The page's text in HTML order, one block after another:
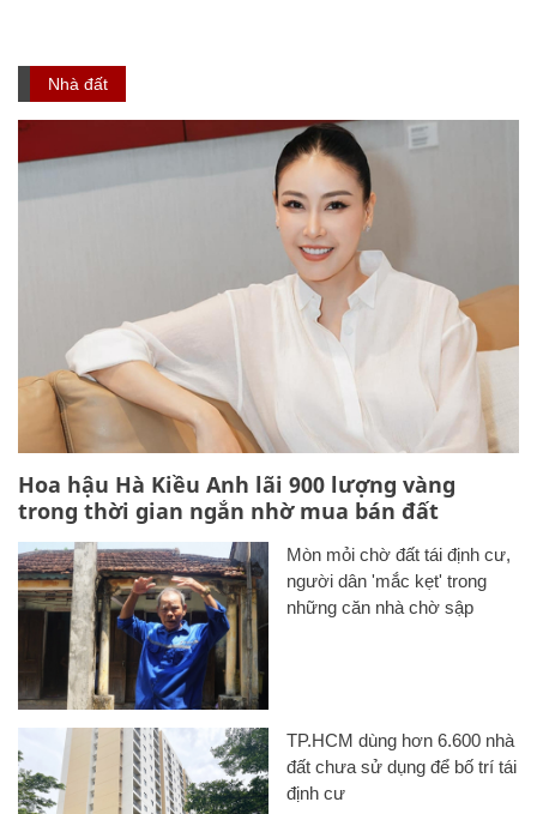
Nhà đất
Hoa hậu Hà Kiều Anh lãi 900 lượng vàng
trong thời gian ngắn nhờ mua bán đất
Mòn mỏi chờ đất tái định cư,
người dân 'mắc kẹt' trong
những căn nhà chờ sập
TP.HCM dùng hơn 6.600 nhà
đất chưa sử dụng để bố trí tái
định cư